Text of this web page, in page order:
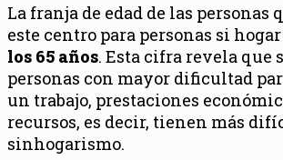
La franja de edad de las personas
este centro para personas si hogar
los 65 años. Esta cifra revela que
personas con mayor dificultad
un trabajo, prestaciones
recursos, es decir, tienen más
sinhogarismo.